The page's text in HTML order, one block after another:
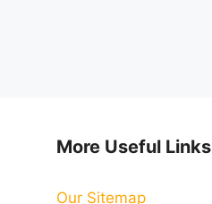
More Useful Links
Our Sitemap